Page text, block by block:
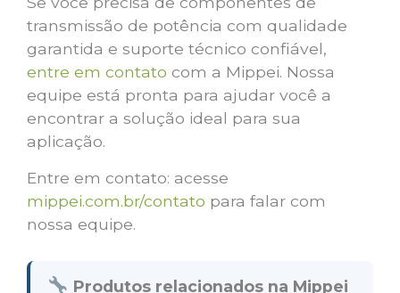
transmissão de potência com qualidade
garantida e suporte técnico confiável,
entre em contato com a Mippei. Nossa
equipe está pronta para ajudar você a
encontrar a solução ideal para sua
aplicação.
Entre em contato: acesse
mippei.com.br/contato para falar com
nossa equipe.
Produtos relacionados na Mippei